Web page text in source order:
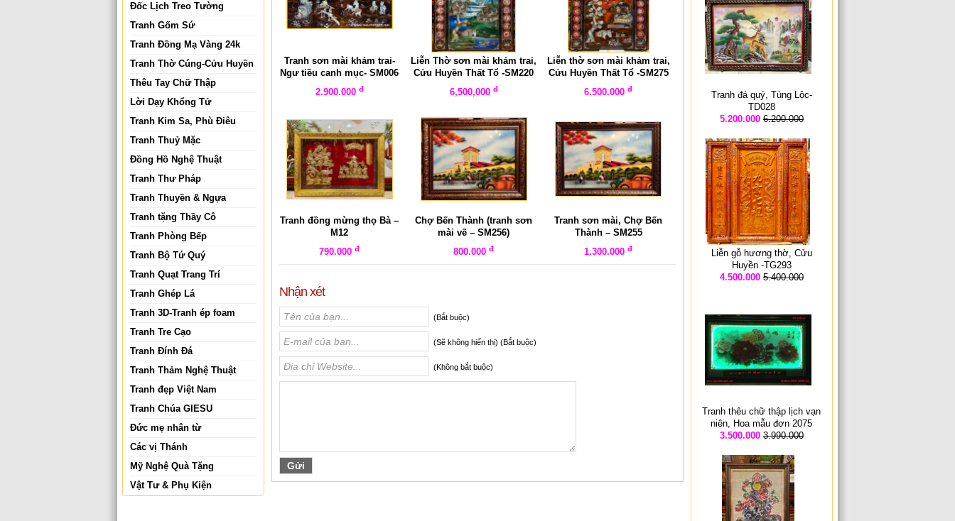
Đốc Lịch Treo Tường
Tranh Gốm Sứ
Tranh Đồng Mạ Vàng 24k
Tranh Thờ Cúng-Cửu Huyền
Thêu Tay Chữ Thập
Lời Dạy Khổng Tử
Tranh Kim Sa, Phù Điêu
Tranh Thuỷ Mặc
Đồng Hồ Nghệ Thuật
Tranh Thư Pháp
Tranh Thuyền & Ngựa
Tranh tặng Thầy Cô
Tranh Phòng Bếp
Tranh Bộ Tứ Quý
Tranh Quạt Trang Trí
Tranh Ghép Lá
Tranh 3D-Tranh ép foam
Tranh Tre Cạo
Tranh Đính Đá
Tranh Thảm Nghệ Thuật
Tranh đẹp Việt Nam
Tranh Chúa GIESU
Đức mẹ nhân từ
Các vị Thánh
Mỹ Nghệ Quà Tặng
Vật Tư & Phụ Kiện
Tranh sơn mài khảm trai-
Ngư tiều canh mục- SM006
2.900.000 đ
Liễn Thờ sơn mài khảm trai,
Cửu Huyền Thất Tổ -SM220
6,500,000 đ
Liễn thờ sơn mài khảm trai,
Cửu Huyền Thất Tổ -SM275
6.500.000đ
Tranh đồng mừng thọ Bà –
M12
790.000đ
Chợ Bến Thành (tranh sơn
mài vẽ – SM256)
800.000đ
Tranh sơn mài, Chợ Bến
Thành – SM255
1.300.000đ
Nhận xét
(Bắt buộc)
(Sẽ không hiển thị) (Bắt buộc)
(Không bắt buộc)
Tranh đá quý, Tùng Lộc-
TD028
5.200.000 6.200.000
Liễn gỗ hương thờ, Cửu
Huyền -TG293
4.500.000 5.400.000
Tranh thêu chữ thập lịch vạn
niên, Hoa mẫu đơn 2075
3.500.000 3.990.000